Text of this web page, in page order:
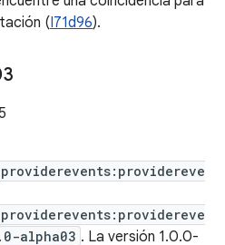
(I71d96).
alpha03 . La versión 1.0.0-